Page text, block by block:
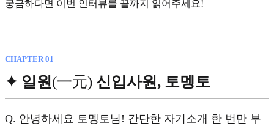
궁금하다면 이번 인터뷰를 끝까지 읽어주세요!
CHAPTER 01
✦ 일원 (一元) 신입사원, 토멩토
Q. 안녕하세요 토멩토님! 간단한 자기소개 한 번만 부